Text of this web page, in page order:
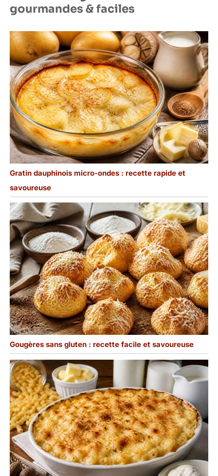
gourmandes & faciles
Gratin dauphinois micro-ondes : recette rapide et
savoureuse
Gougères sans gluten : recette facile et savoureuse